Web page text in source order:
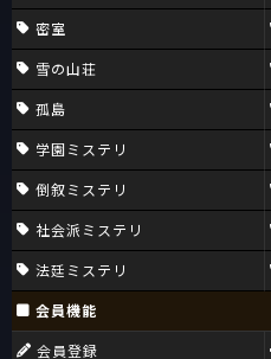
密室
雪の山荘
孤島
学園ミステリ
倒叙ミステリ
社会派ミステリ
法廷ミステリ
会員機能
会員登録